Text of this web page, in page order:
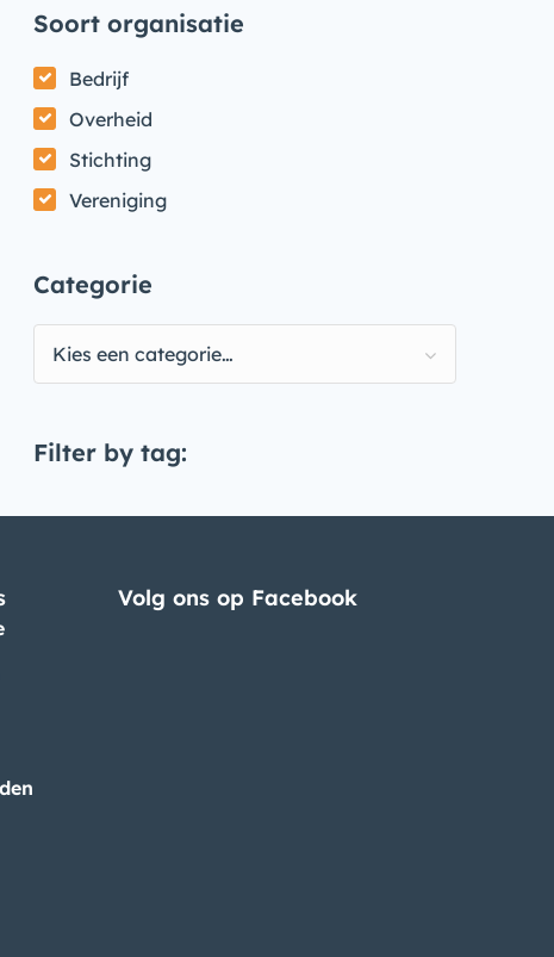
Soort organisatie
Bedrijf
Overheid
Stichting
Vereniging
Categorie
Kies een categorie…
Filter by tag:
Volg ons op Facebook